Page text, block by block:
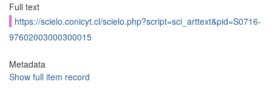
Full text
https://scielo.conicyt.cl/scielo.php?script=sci_arttext&pid=S0716-
97602003000300015
Metadata
Show full item record